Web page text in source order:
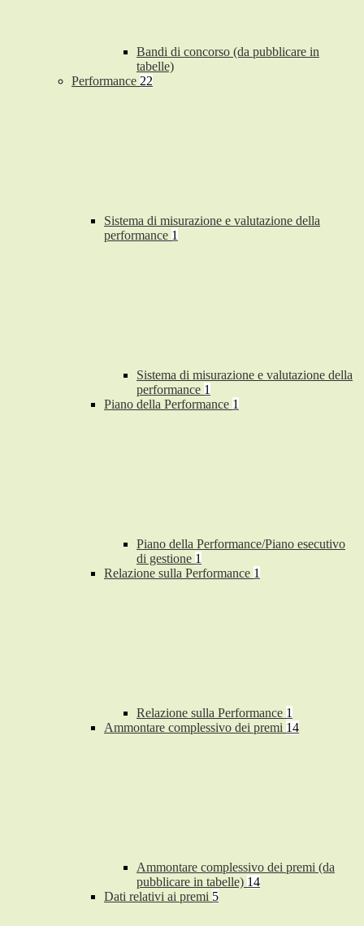
Bandi di concorso (da pubblicare in
tabelle)
Performance 22
Sistema di misurazione e valutazione della
performance 1
Sistema di misurazione e valutazione della
performance 1
Piano della Performance 1
Piano della Performance/Piano esecutivo
di gestione 1
Relazione sulla Performance 1
Relazione sulla Performance 1
Ammontare complessivo dei premi 14
Ammontare complessivo dei premi (da
pubblicare in tabelle) 14
Dati relativi ai premi 5